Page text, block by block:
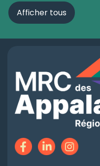
Afficher tous